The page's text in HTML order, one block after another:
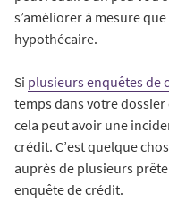
s’améliorer à mesure
hypothécaire.
Si plusieurs enquêtes de
temps dans votre
cela peut avoir une
crédit. C’est quelque
auprès de plusieurs
enquête de crédit.